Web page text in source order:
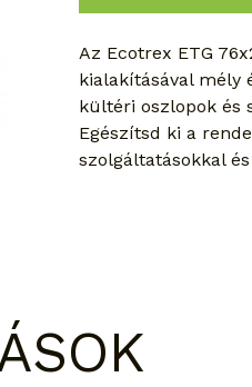
Az Ecotrex ETG
kialakításával mély
kültéri oszlopok és
Egészítsd ki a
szolgáltatásokkal